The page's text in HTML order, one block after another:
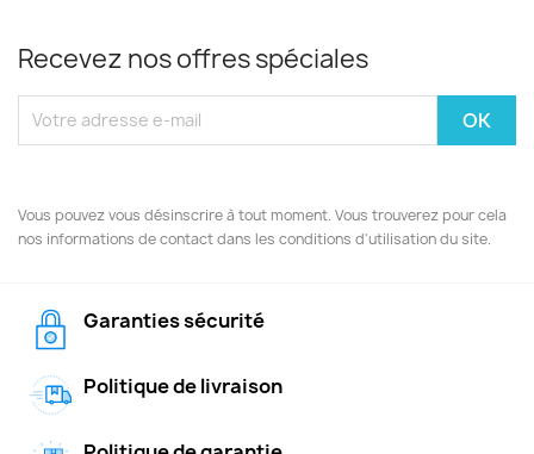
Recevez nos offres spéciales
Vous pouvez vous désinscrire à tout moment. Vous trouverez pour cela
nos informations de contact dans les conditions d'utilisation du site.
Garanties sécurité
Politique de livraison